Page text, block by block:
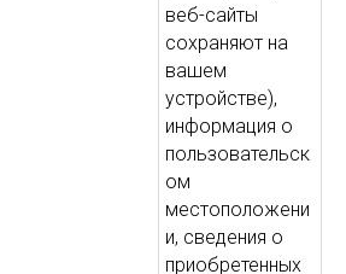
веб-сайты
сохраняют на
вашем
устройстве),
информация о
пользовательск
ом
местоположени
и, сведения о
приобретенных